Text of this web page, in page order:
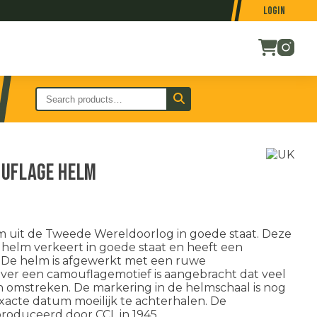
Login
helm
uit de Tweede Wereldoorlog in goede staat. Deze
verkeert in goede staat en heeft een
helm is afgewerkt met een ruwe
een camouflagemotief is aangebracht dat veel
De markering in de helmschaal is nog
datum moeilijk te achterhalen. De